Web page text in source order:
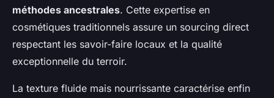
méthodes ancestrales. Cette expertise en
cosmétiques traditionnels assure un sourcing direct
respectant les savoir-faire locaux et la qualité
exceptionnelle du terroir.
La texture fluide mais nourrissante caractérise enfin